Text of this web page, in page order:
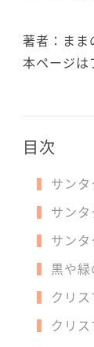
著者：まま
本ページは
目次
サン
サン
サン
黒や
クリ
クリ